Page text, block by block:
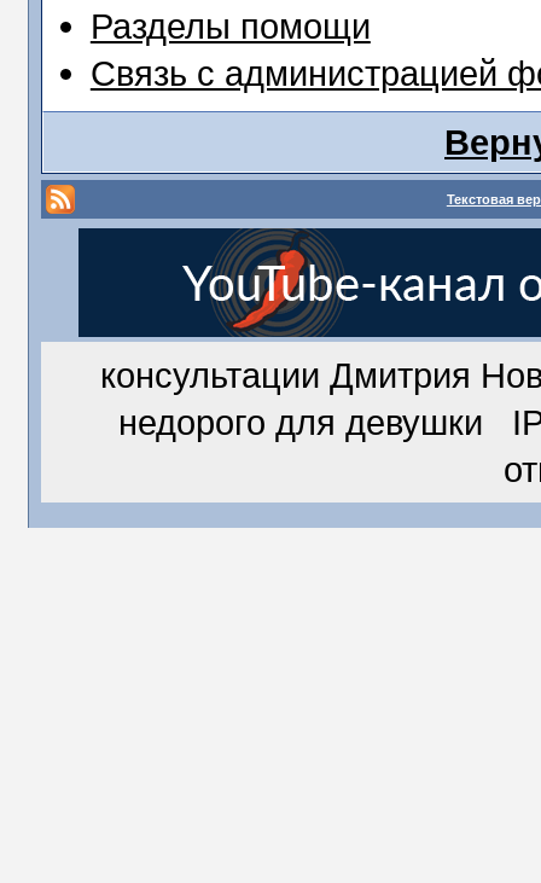
Разделы помощи
Связь с администрацией
Текстовая
консультации Дмитрия
недорого для девушки